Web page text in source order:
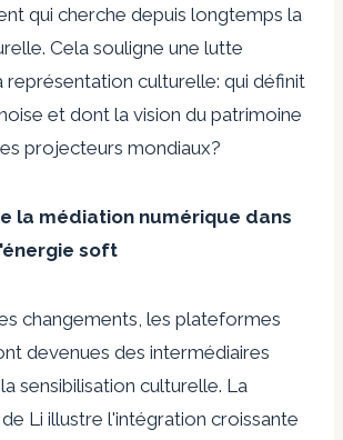
qui cherche depuis longtemps la
Cela souligne une lutte
représentation culturelle: qui définit
et dont la vision du patrimoine
projecteurs mondiaux?
la médiation numérique dans
soft
changements, les plateformes
devenues des intermédiaires
sensibilisation culturelle. La
Li illustre l'intégration croissante